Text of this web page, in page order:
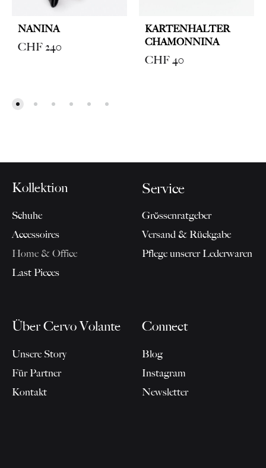
NANINA
CHF240
KARTENHALTER
CHAMONNINA
CHF40
Kollektion
Schuhe
Accessoires
Home & Office
Last Pieces
Service
Grössenratgeber
Versand & Rückgabe
Pflege unserer Lederwaren
Über Cervo Volante
Unsere Story
Für Partner
Kontakt
Connect
Blog
Instagram
Newsletter